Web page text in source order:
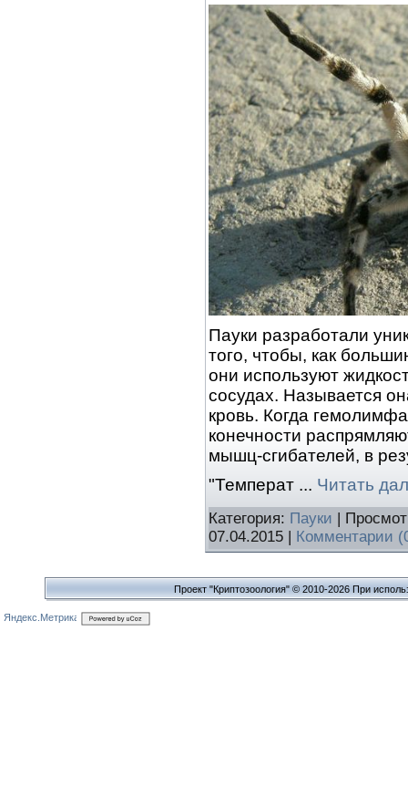
Пауки разработали
того, чтобы, как
они используют
сосудах. Называется
кровь. Когда
конечности
мышц-сгибателей, в
"Температ ... Читать
Категория: Пауки |
07.04.2015 | Комментарии
Проект "Криптозоология" © 2010-2026 При